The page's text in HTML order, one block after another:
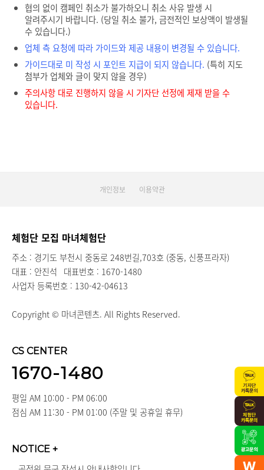
협의 없이 캠페인 취소가 불가하오니 취소 사유 발생 시
알려주시기 바랍니다. (당일 취소 불가, 금전적인 보상액이 발생될
수 있습니다.)
업체 측 요청에 따라 가이드와 제공 내용이 변경될 수 있습니다.
가이드대로 미 작성 시 포인트 지급이 되지 않습니다. (특히 지도
첨부가 업체와 글이 맞지 않을 경우)
주의사항 대로 진행하지 않을 시 기자단 선정에 제재 받을 수
있습니다.
개인정보 이용약관
체험단 모집 마녀체험단
주소 : 경기도 부천시 중동로 248번길,703호 (중동, 신풍프라자)
대표 : 안진석 대표번호 : 1670-1480
사업자 등록번호 : 130-42-04613
Copyright © 마녀콘텐츠. All Rights Reserved.
CS CENTER
1670-1480
평일 AM 10:00 - PM 06:00
점심 AM 11:30 - PM 01:00 (주말 및 공휴일 휴무)
NOTICE +